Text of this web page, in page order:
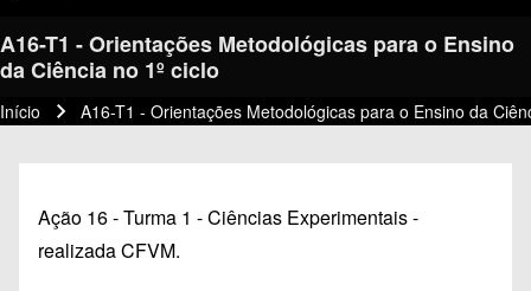
A16-T1 - Orientações Metodológicas para o Ensino
da Ciência no 1º ciclo
Navegação estrutural
Início A16-T1 - Orientações Metodológicas para o Ensino da
Ação 16 - Turma 1 - Ciências Experimentais -
realizada CFVM.